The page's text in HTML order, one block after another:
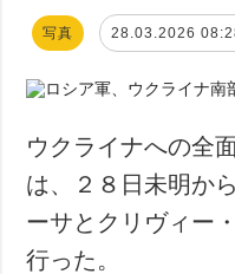
写真 28.03.2026
ウクライナへの全
は、２８日未明か
ーサとクリヴィー
行った。